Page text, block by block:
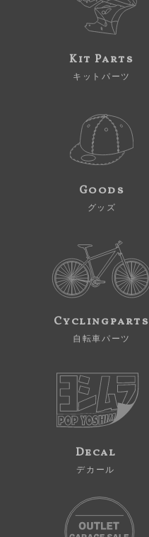
Kit Parts
キットパーツ
Goods
グッズ
Cyclingparts
自転車パーツ
Decal
デカール